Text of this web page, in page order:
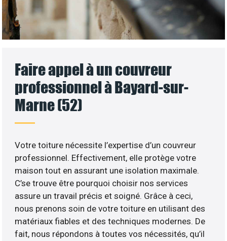
Faire appel à un couvreur
professionnel à Bayard-sur-
Marne (52)
Votre toiture nécessite l’expertise d’un couvreur
professionnel. Effectivement, elle protège votre
maison tout en assurant une isolation maximale.
C’se trouve être pourquoi choisir nos services
assure un travail précis et soigné. Grâce à ceci,
nous prenons soin de votre toiture en utilisant des
matériaux fiables et des techniques modernes. De
fait, nous répondons à toutes vos nécessités, qu’il